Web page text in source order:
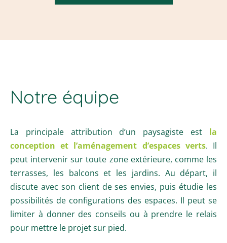
Notre équipe
La principale attribution d’un paysagiste est la
conception et l’aménagement d’espaces verts. Il
peut intervenir sur toute zone extérieure, comme les
terrasses, les balcons et les jardins. Au départ, il
discute avec son client de ses envies, puis étudie les
possibilités de configurations des espaces. Il peut se
limiter à donner des conseils ou à prendre le relais
pour mettre le projet sur pied.